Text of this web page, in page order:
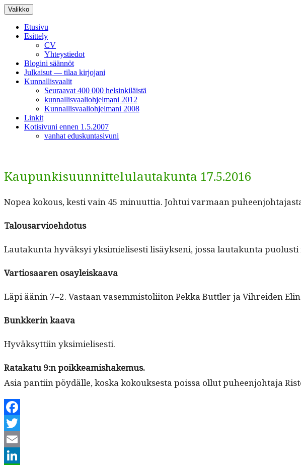
Siirry
sisältöön
Valikko
Etusivu
Esittely
CV
Yhteystiedot
Blogini säännöt
Julkaisut — tilaa kirjojani
Kunnallisvaalit
Seuraavat 400 000 helsinkiläistä
kunnallisvaaliohjelmani 2012
Kunnallisvaaliohjelmani 2008
Linkit
Kotisivuni ennen 1.5.2007
vanhat eduskuntasivuni
Kaupunkisuunnittelulautakunta 17.5.2016
Nopea kok­ous, kesti vain 45 min­u­ut­tia. Joh­tui var­maan
Talousarvioe­hdo­tus
Lau­takun­ta hyväksyi yksimielis­es­ti lisäyk­seni, jos­sa lau­takun­ta
Var­tiosaaren osayleiskaava
Läpi äänin 7–2. Vas­taan vasem­mis­toli­iton Pekka But­tler ja Vihrei­den
Bunkkerin kaa­va
Hyväksyt­ti­in yksimielisesti.
Ratakatu 9:n poikkeamishakemus.
Asia pan­ti­in pöy­dälle, kos­ka kok­ouk­ses­ta pois­sa ollut puheen­jo­hta­ja
Facebook
Twitter
Email